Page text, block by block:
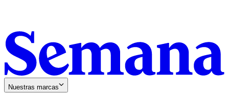
Nuestras marcas